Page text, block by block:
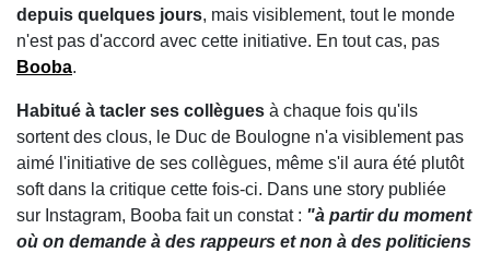
depuis quelques jours, mais visiblement, tout le monde
n'est pas d'accord avec cette initiative. En tout cas, pas
Booba.
Habitué à tacler ses collègues à chaque fois qu'ils
sortent des clous, le Duc de Boulogne n'a visiblement pas
aimé l'initiative de ses collègues, même s'il aura été plutôt
soft dans la critique cette fois-ci. Dans une story publiée
sur Instagram, Booba fait un constat : "à partir du moment
où on demande à des rappeurs et non à des politiciens